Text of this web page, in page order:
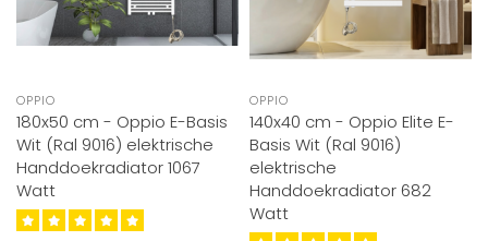
OPPIO
180x50 cm - Oppio E-Basis
Wit (Ral 9016) elektrische
Handdoekradiator 1067
Watt
OPPIO
140x40 cm - Oppio Elite E-
Basis Wit (Ral 9016)
elektrische
Handdoekradiator 682
Watt